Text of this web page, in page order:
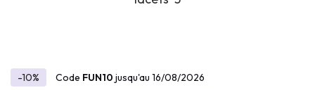
-10% Code FUN10 jusqu'au 16/08/2026